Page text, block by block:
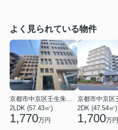
よく見られている物件
2LDK (57.43㎡)
1,770万円
2DK (47.54㎡)
1,700万円